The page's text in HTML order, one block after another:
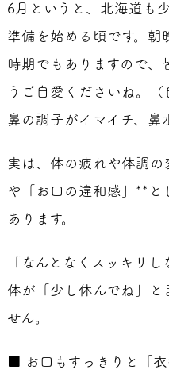
6月というと、北海道も
準備を始める頃です。朝
時期でもありますので、
うご自愛くださいね。（
鼻の調子がイマイチ、鼻
実は、体の疲れや体調の
や「お口の違和感」**と
あります。
「なんとなくスッキリ
体が「少し休んでね」と
せん。
■ お口もすっきりと「